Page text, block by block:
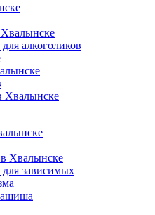
алкоголиков
Хвалынске
Хвалынске
зависимых